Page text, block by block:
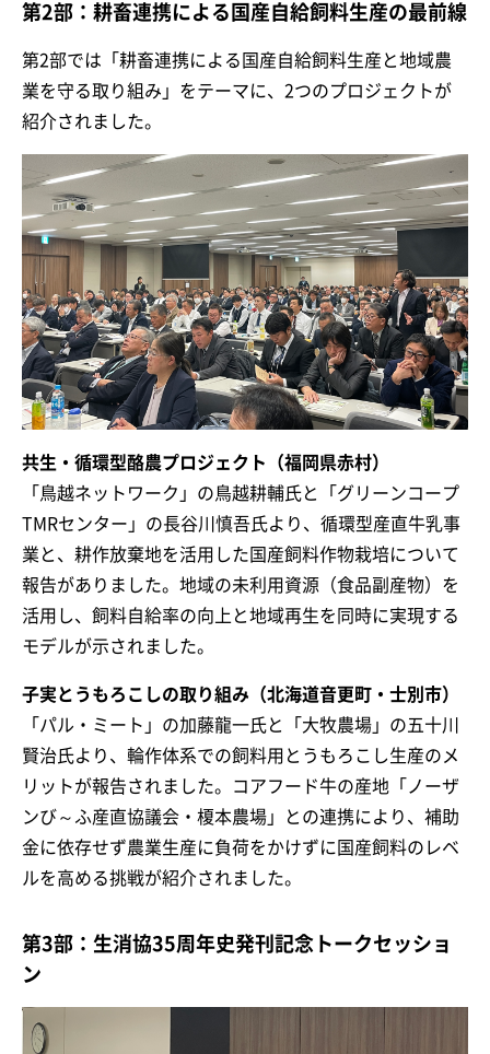
第2部：耕畜連携による国産自給飼料生産の最前線
第2部では「耕畜連携による国産自給飼料生産と地域農
業を守る取り組み」をテーマに、2つのプロジェクトが
紹介されました。
共生・循環型酪農プロジェクト（福岡県赤村）
「鳥越ネットワーク」の鳥越耕輔氏と「グリーンコープ
TMRセンター」の長谷川慎吾氏より、循環型産直牛乳事
業と、耕作放棄地を活用した国産飼料作物栽培について
報告がありました。地域の未利用資源（食品副産物）を
活用し、飼料自給率の向上と地域再生を同時に実現する
モデルが示されました。
子実とうもろこしの取り組み（北海道音更町・士別市）
「パル・ミート」の加藤龍一氏と「大牧農場」の五十川
賢治氏より、輪作体系での飼料用とうもろこし生産のメ
リットが報告されました。コアフード牛の産地「ノーザ
ンび～ふ産直協議会・榎本農場」との連携により、補助
金に依存せず農業生産に負荷をかけずに国産飼料のレベ
ルを高める挑戦が紹介されました。
第3部：生消協35周年史発刊記念トークセッショ
ン